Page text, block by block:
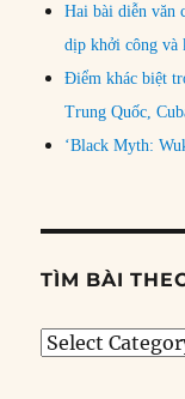
Hai bài diễn văn
dịp khởi công và
Điểm khác biệt
Trung Quốc,
‘Black Myth:
TÌM BÀI
Tìm